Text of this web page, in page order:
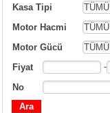
Kasa Tipi
TÜMÜ
Motor Hacmi
TÜMÜ
Motor Gücü
TÜMÜ
Fiyat
-
No